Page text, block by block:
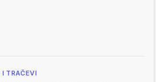
TRAČEVI